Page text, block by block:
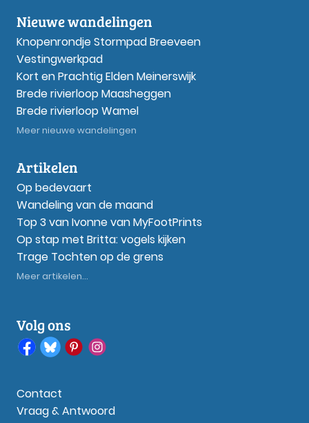
Nieuwe wandelingen
Knopenrondje Stormpad Breeveen
Vestingwerkpad
Kort en Prachtig Elden Meinerswijk
Brede rivierloop Maasheggen
Brede rivierloop Wamel
Meer nieuwe wandelingen
Artikelen
Op bedevaart
Wandeling van de maand
Top 3 van Ivonne van MyFootPrints
Op stap met Britta: vogels kijken
Trage Tochten op de grens
Meer artikelen...
Volg ons
Contact
Vraag & Antwoord